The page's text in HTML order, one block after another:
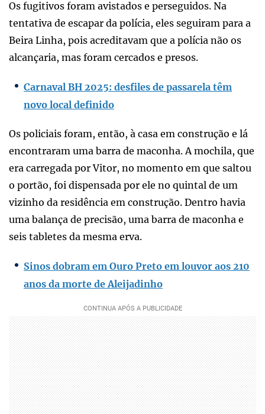
Os fugitivos foram avistados e perseguidos. Na
tentativa de escapar da polícia, eles seguiram para a
Beira Linha, pois acreditavam que a polícia não os
alcançaria, mas foram cercados e presos.
Carnaval BH 2025: desfiles de passarela têm
novo local definido
Os policiais foram, então, à casa em construção e lá
encontraram uma barra de maconha. A mochila, que
era carregada por Vitor, no momento em que saltou
o portão, foi dispensada por ele no quintal de um
vizinho da residência em construção. Dentro havia
uma balança de precisão, uma barra de maconha e
seis tabletes da mesma erva.
Sinos dobram em Ouro Preto em louvor aos 210
anos da morte de Aleijadinho